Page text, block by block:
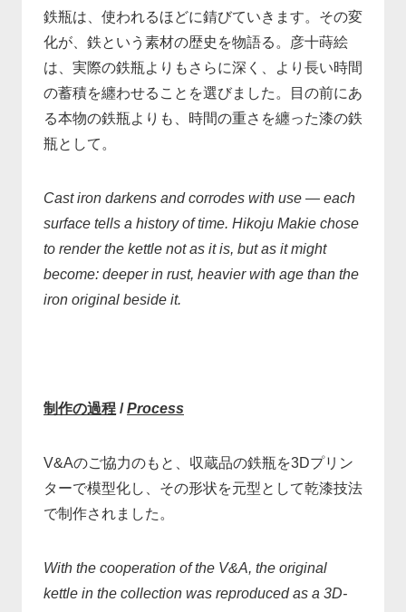
鉄瓶は、使われるほどに錆びていきます。その変
化が、鉄という素材の歴史を物語る。彦十蒔絵
は、実際の鉄瓶よりもさらに深く、より長い時間
の蓄積を纏わせることを選びました。目の前にあ
る本物の鉄瓶よりも、時間の重さを纏った漆の鉄
瓶として。
Cast iron darkens and corrodes with use — each
surface tells a history of time. Hikoju Makie chose
to render the kettle not as it is, but as it might
become: deeper in rust, heavier with age than the
iron original beside it.
制作の過程 /Process
V&Aのご協力のもと、収蔵品の鉄瓶を3Dプリン
ターで模型化し、その形状を元型として乾漆技法
で制作されました。
With the cooperation of the V&A, the original
kettle in the collection was reproduced as a 3D-